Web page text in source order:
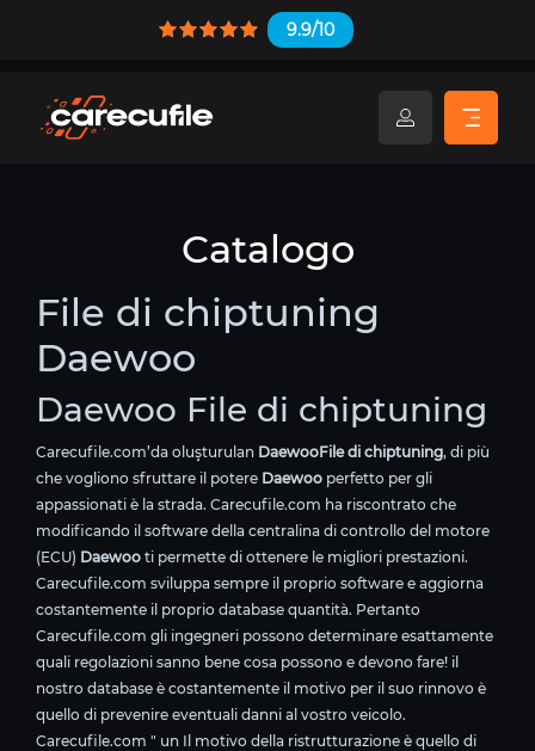
9.9/10
Catalogo
File di chiptuning
Daewoo
Daewoo File di chiptuning
Carecufile.com’da oluşturulan DaewooFile di chiptuning, di più
che vogliono sfruttare il potere Daewoo perfetto per gli
appassionati è la strada. Carecufile.com ha riscontrato che
modificando il software della centralina di controllo del motore
(ECU) Daewoo ti permette di ottenere le migliori prestazioni.
Carecufile.com sviluppa sempre il proprio software e aggiorna
costantemente il proprio database quantità. Pertanto
Carecufile.com gli ingegneri possono determinare esattamente
quali regolazioni sanno bene cosa possono e devono fare! il
nostro database è costantemente il motivo per il suo rinnovo è
quello di prevenire eventuali danni al vostro veicolo.
Carecufile.com " un Il motivo della ristrutturazione è quello di